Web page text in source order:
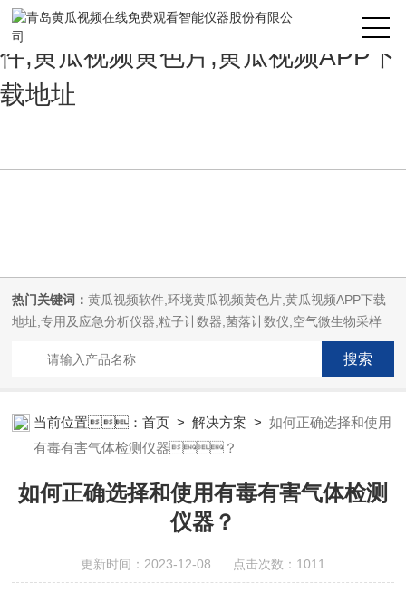
黄瓜视频在线免费观看,黄瓜视频软
件,黄瓜视频黄色片,黄瓜视频APP下
载地址
热门关键词：黄瓜视频软件,环境黄瓜视频黄色片,黄瓜视频APP下载
地址,专用及应急分析仪器,粒子计数器,菌落计数仪,空气微生物采样
当前位置：首页 >解决方案 >如何正确选择和使用
有毒有害气体检测仪器？
如何正确选择和使用有毒有害气体检测
仪器？
更新时间：2023-12-08 点击次数：1011